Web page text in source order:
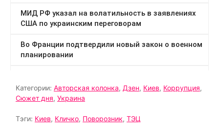
Категории: Авторская колонка, Дзен, Киев, Коррупция,
Сюжет дня, Украина
Тэги: Киев, Кличко, Поворозник, ТЭЦ